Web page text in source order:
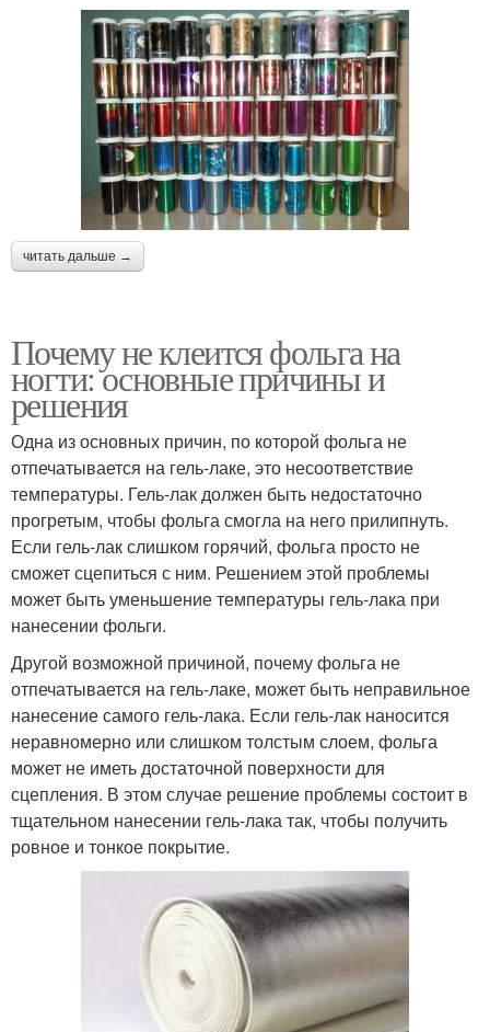
читать дальше →
Почему не клеится фольга на
ногти: основные причины и
решения
Одна из основных причин, по которой фольга не
отпечатывается на гель-лаке, это несоответствие
температуры. Гель-лак должен быть недостаточно
прогретым, чтобы фольга смогла на него прилипнуть.
Если гель-лак слишком горячий, фольга просто не
сможет сцепиться с ним. Решением этой проблемы
может быть уменьшение температуры гель-лака при
нанесении фольги.
Другой возможной причиной, почему фольга не
отпечатывается на гель-лаке, может быть неправильное
нанесение самого гель-лака. Если гель-лак наносится
неравномерно или слишком толстым слоем, фольга
может не иметь достаточной поверхности для
сцепления. В этом случае решение проблемы состоит в
тщательном нанесении гель-лака так, чтобы получить
ровное и тонкое покрытие.